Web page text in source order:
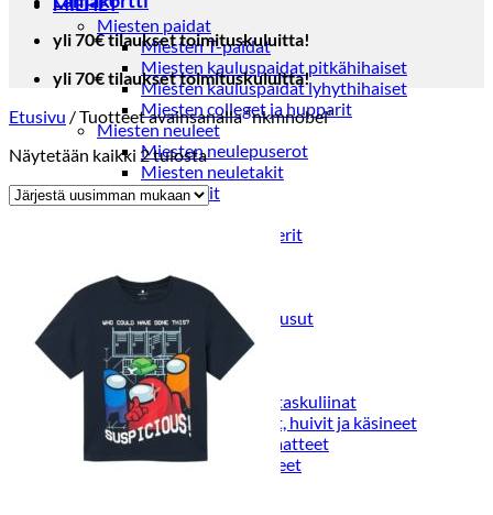
Miesten paidat
Miesten T-paidat
Miesten kauluspaidat pitkähihaiset
Miesten kauluspaidat lyhythihaiset
Miesten colleget ja hupparit
Miesten neuleet
Miesten neulepuserot
Miesten neuletakit
Puvut ja blazerit
Puvut
Puvuntakit ja blazerit
Miesten housut
Miesten farkut
Miesten collegehousut
Miesten shortsit
Miesten asusteet
Vyöt ja olkaimet
Solmiot, rusetit ja taskuliinat
Miesten päähineet, huivit ja käsineet
Miesten yöasut ja alusvaatteet
Miesten alusvaatteet
yli 70€ tilaukset toimituskuluitta!
yli 70€ tilaukset toimituskuluitta!
Etusivu /Tuotteet avainsanalla “nkmnobel”
Näytetään kaikki 2 tulostaSorted
by
latest